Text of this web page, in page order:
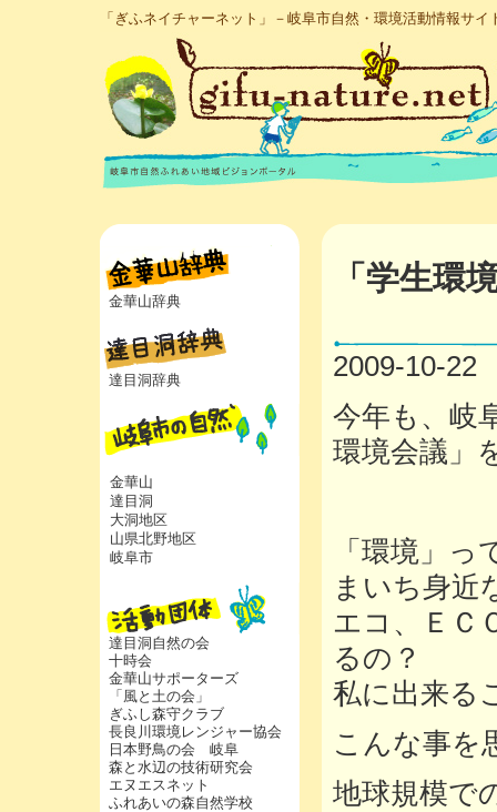
「ぎふネイチャーネット」－岐阜市自然・環境活動情報サイ
金華山辞典
達目洞辞典
金華山
達目洞
大洞地区
山県北野地区
岐阜市
達目洞自然の会
十時会
金華山サポーターズ
「風と土の会」
ぎふし森守クラブ
長良川環境レンジャー協会
日本野鳥の会 岐阜
森と水辺の技術研究会
エヌエスネット
ふれあいの森自然学校
「学生環
2009-10-22
今年も、岐
環境会議」
「環境」
まいち身近
エコ、ＥＣ
るの？
私に出来る
こんな事を
地球規模で